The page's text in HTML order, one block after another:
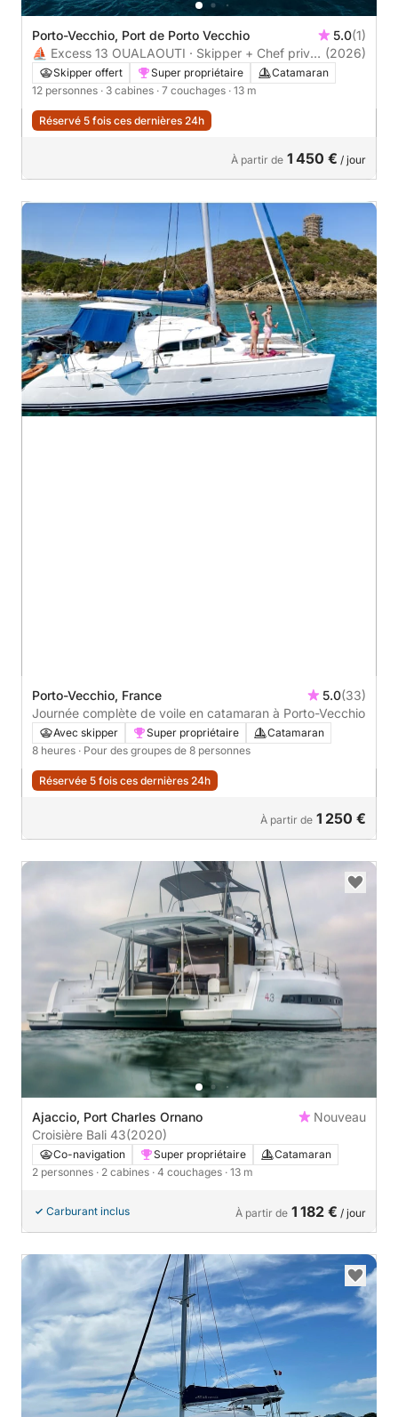
Porto-Vecchio, Port de Porto Vecchio 5.0(1)
⛵ Excess 13 OUALAOUTI · Skipper + Chef privé ·
Corse du Sud
(2026)
Skipper offert Super propriétaire
Catamaran
12 personnes · 3 cabines · 7 couchages · 13 m
Réservé 5 fois ces dernières 24h
À partir de 1 450 € / jour
Porto-Vecchio, France 5.0(33)
Journée complète de voile en catamaran à Porto-Vecchio
Avec skipper Super propriétaire
Catamaran
8 heures · Pour des groupes de 8 personnes
Réservée 5 fois ces dernières 24h
À partir de 1 250 €
Ajaccio, Port Charles Ornano
Nouveau
Croisière Bali 43(2020)
Co-navigation Super propriétaire
Catamaran
2 personnes · 2 cabines · 4 couchages · 13 m
Carburant inclus À partir de 1 182 € / jour